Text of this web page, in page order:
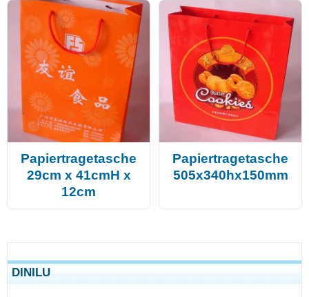
Papiertragetasche
29cm x 41cmH x
12cm
Papiertragetasche
505x340hx150mm
DINILU